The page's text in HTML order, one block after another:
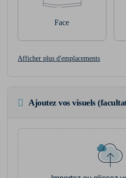
Face
Afficher plus d'emplacements
Ajoutez vos visuels